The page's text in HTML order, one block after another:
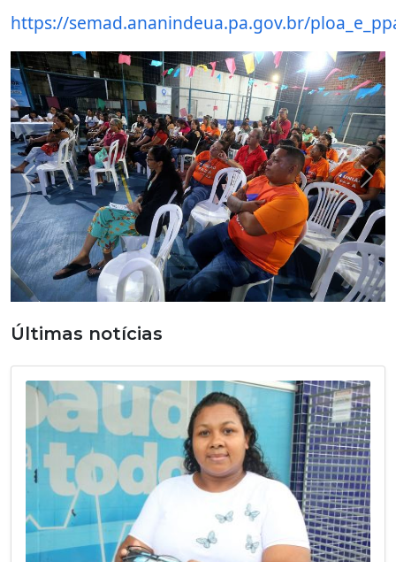
https://semad.ananindeua.pa.gov.br/
Previous
Últimas notícias